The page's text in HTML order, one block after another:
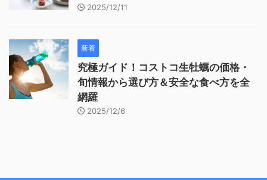
2025/12/11
新着
究極ガイド！コストコ生牡蠣の価格・
旬情報から選び方＆安全な食べ方を全
網羅
2025/12/6